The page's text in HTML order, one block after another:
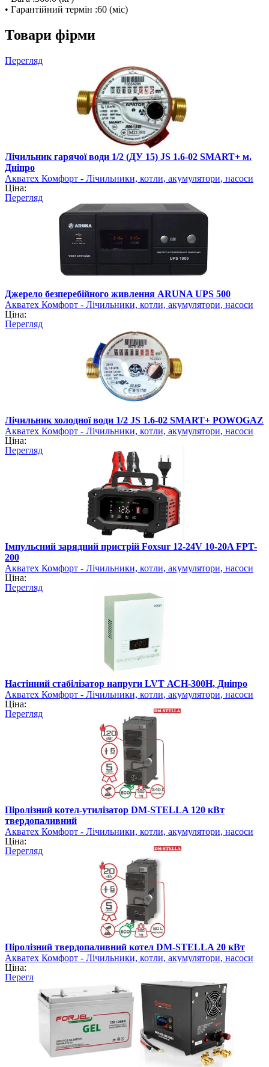
• Гарантійний термін :60 (міс)
Товари фірми
Перегляд
Лічильник гарячої води 1/2 (ДУ 15) JS 1.6-02 SMART+ м.
Дніпро
Акватех Комфорт - Лічильники, котли, акумулятори, насоси
Ціна:
Перегляд
Джерело безперебійного живлення ARUNA UPS 500
Акватех Комфорт - Лічильники, котли, акумулятори, насоси
Ціна:
Перегляд
Лічильник холодної води 1/2 JS 1.6-02 SMART+ POWOGAZ
Акватех Комфорт - Лічильники, котли, акумулятори, насоси
Ціна:
Перегляд
Імпульсний зарядний пристрій Foxsur 12-24V 10-20A FPT-
200
Акватех Комфорт - Лічильники, котли, акумулятори, насоси
Ціна:
Перегляд
Настінний стабілізатор напруги LVT АСН-300Н, Дніпро
Акватех Комфорт - Лічильники, котли, акумулятори, насоси
Ціна:
Перегляд
Піролізний котел-утилізатор DM-STELLA 120 кВт
твердопаливний
Акватех Комфорт - Лічильники, котли, акумулятори, насоси
Ціна:
Перегляд
Піролізний твердопаливний котел DM-STELLA 20 кВт
Акватех Комфорт - Лічильники, котли, акумулятори, насоси
Ціна:
Перегляд